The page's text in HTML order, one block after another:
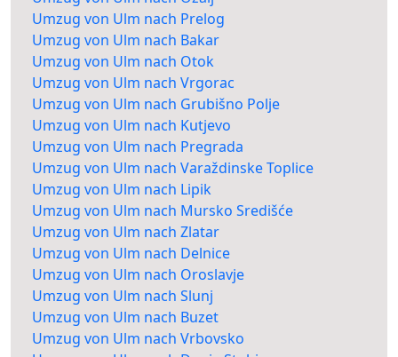
Umzug von Ulm nach Prelog
Umzug von Ulm nach Bakar
Umzug von Ulm nach Otok
Umzug von Ulm nach Vrgorac
Umzug von Ulm nach Grubišno Polje
Umzug von Ulm nach Kutjevo
Umzug von Ulm nach Pregrada
Umzug von Ulm nach Varaždinske Toplice
Umzug von Ulm nach Lipik
Umzug von Ulm nach Mursko Središće
Umzug von Ulm nach Zlatar
Umzug von Ulm nach Delnice
Umzug von Ulm nach Oroslavje
Umzug von Ulm nach Slunj
Umzug von Ulm nach Buzet
Umzug von Ulm nach Vrbovsko